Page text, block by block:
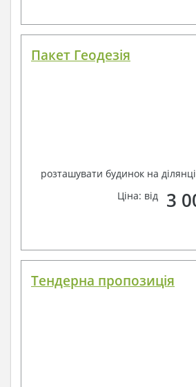
Пакет Геодезія
розташувати будинок на
Ціна: від
3
Тендерна пропозиція